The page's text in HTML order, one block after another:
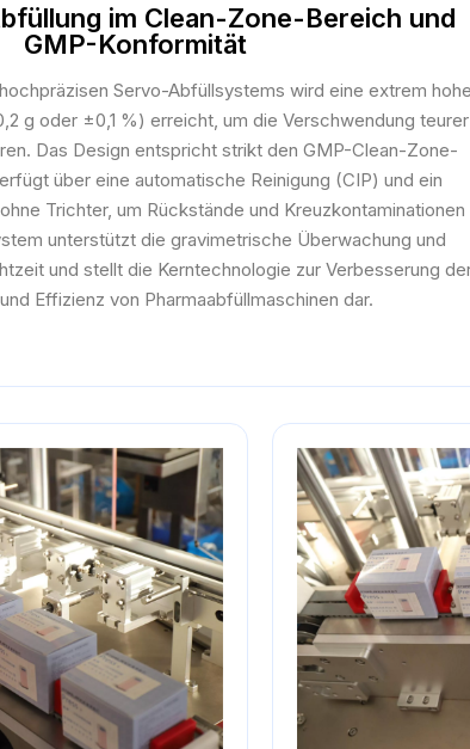
im Clean-Zone-Bereich und
GMP-Konformität
Servo-Abfüllsystems wird eine extrem hohe
g oder ±0,1 %) erreicht, um die Verschwendung teurer
Das Design entspricht strikt den GMP-Clean-Zone-
über eine automatische Reinigung (CIP) und ein
Trichter, um Rückstände und Kreuzkontaminationen
unterstützt die gravimetrische Überwachung und
und stellt die Kerntechnologie zur Verbesserung
Effizienz von Pharmaabfüllmaschinen dar.